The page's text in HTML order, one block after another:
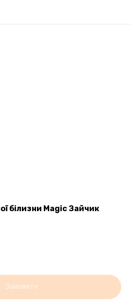
білизни Magic Зайчик
Замовити